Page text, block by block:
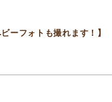
ーフォトも撮れます！】